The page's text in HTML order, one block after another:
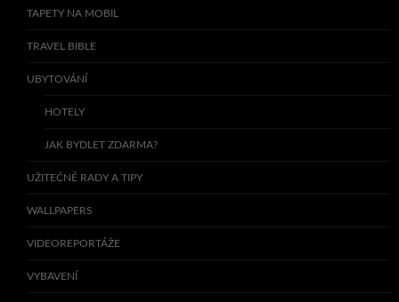
TAPETY NA MOBIL
TRAVEL BIBLE
UBYTOVÁNÍ
HOTELY
JAK BYDLET ZDARMA?
UŽITEČNÉ RADY A TIPY
WALLPAPERS
VIDEOREPORTÁŽE
VYBAVENÍ